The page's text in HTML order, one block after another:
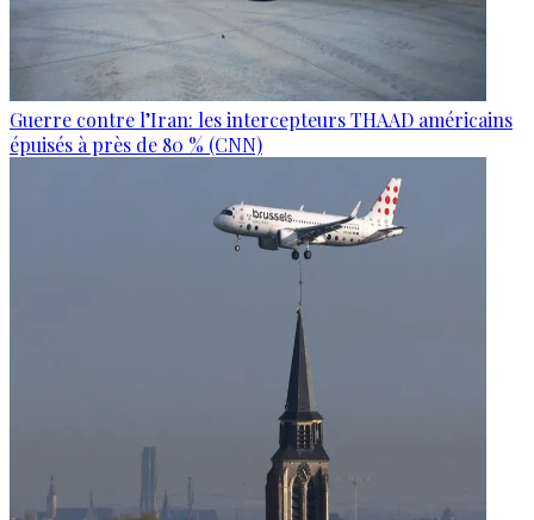
Guerre contre l’Iran: les intercepteurs THAAD américains
épuisés à près de 80 % (CNN)